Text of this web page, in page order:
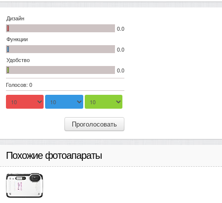
Дизайн
0.0
Функции
0.0
Удобство
0.0
Голосов: 0
Проголосовать
Похожие фотоапараты